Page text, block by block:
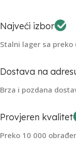
Najveći izbor
Stalni lager sa
Dostava na
Brza i pozdana
Provjeren kvalitet
Preko 10 000